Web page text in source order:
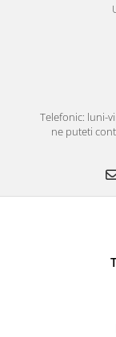
Telefonic: luni-
ne puteti